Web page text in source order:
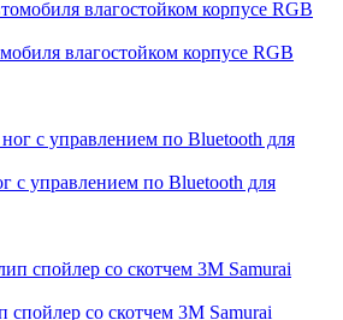
влагостойком корпусе RGB
с управлением по Bluetooth для
со скотчем 3М Samurai